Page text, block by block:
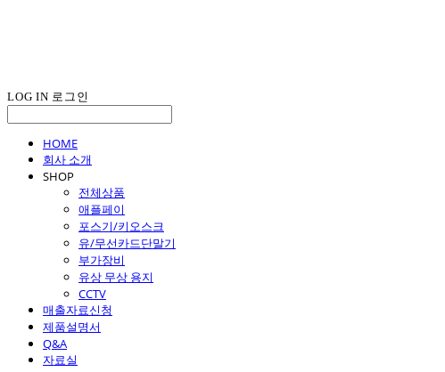
LOG IN 로그인
HOME
회사 소개
SHOP
전체상품
애플페이
포스기/키오스크
유/무선카드단말기
부가장비
유상 무상 용지
CCTV
매출자료신청
제품설명서
Q&A
자료실